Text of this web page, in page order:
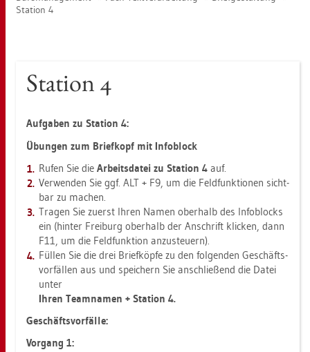
Sta­ti­on 4
Sta­ti­on 4
Auf­ga­ben zu Sta­ti­on 4:
Übun­gen zum Brief­kopf mit In­fo­block
Rufen Sie die Ar­beits­da­tei zu Sta­ti­on 4 auf.
Ver­wen­den Sie ggf. ALT + F9, um die Feld­funk­tio­nen sicht­
bar zu ma­chen.
Tra­gen Sie zu­erst Ihren Namen ober­halb des In­fo­blocks
ein (hin­ter Frei­burg ober­halb der An­schrift kli­cken, dann
F11, um die Feld­funk­ti­on an­zu­steu­ern).
Fül­len Sie die drei Brief­köp­fe zu den fol­gen­den Ge­schäfts­
vor­fäl­len aus und spei­chern Sie an­schlie­ßend die Datei
unter
Ihren Team­na­men + Sta­ti­on 4.
Ge­schäfts­vor­fäl­le:
Vor­gang 1: